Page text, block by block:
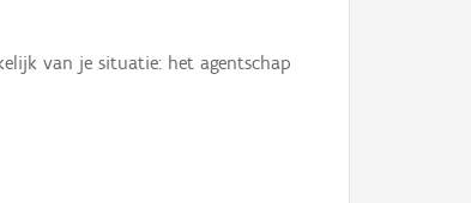
van je situatie: het agentschap